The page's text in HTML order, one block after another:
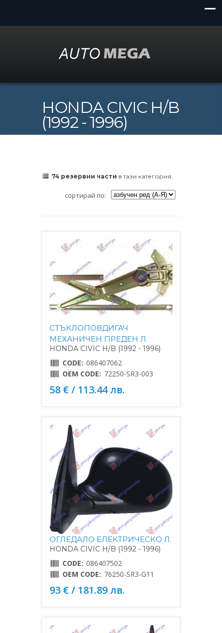
HONDA CIVIC H/B
(1992 - 1996)
74 резервни части в тази категория.
сортирай по:
СТЪКЛОПОВДИГАЧ
МЕХАНИЧЕН ПРЕДЕН Л.
HONDA CIVIC H/B (1992 - 1996)
CODE: 086407062
OEM CODE: 72250-SR3-003
58 € / 113.44 лв.
ОГЛЕДАЛО ЕЛЕКТРИЧЕСКО Л.
HONDA CIVIC H/B (1992 - 1996)
CODE: 086407502
OEM CODE: 76250-SR3-G11
93 € / 181.89 лв.